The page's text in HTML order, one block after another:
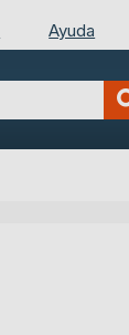
Ayuda